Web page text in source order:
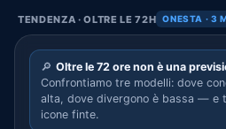
TENDENZA · OLTRE LE 72H ONESTA · 3
🔎 Oltre le 72 ore non è una
Confrontiamo tre modelli: dove
alta, dove divergono è bassa — e
icone finte.